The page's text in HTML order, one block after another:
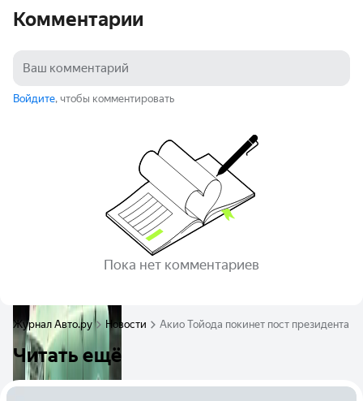
Комментарии
Войдите, чтобы комментировать
Пока нет комментариев
Журнал Авто.ру Новости Акио Тойода покинет пост президента
Читать ещё